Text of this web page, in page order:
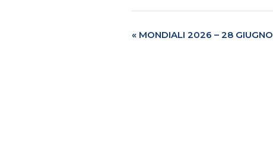
« MONDIALI 2026 – 28 GIUGNO